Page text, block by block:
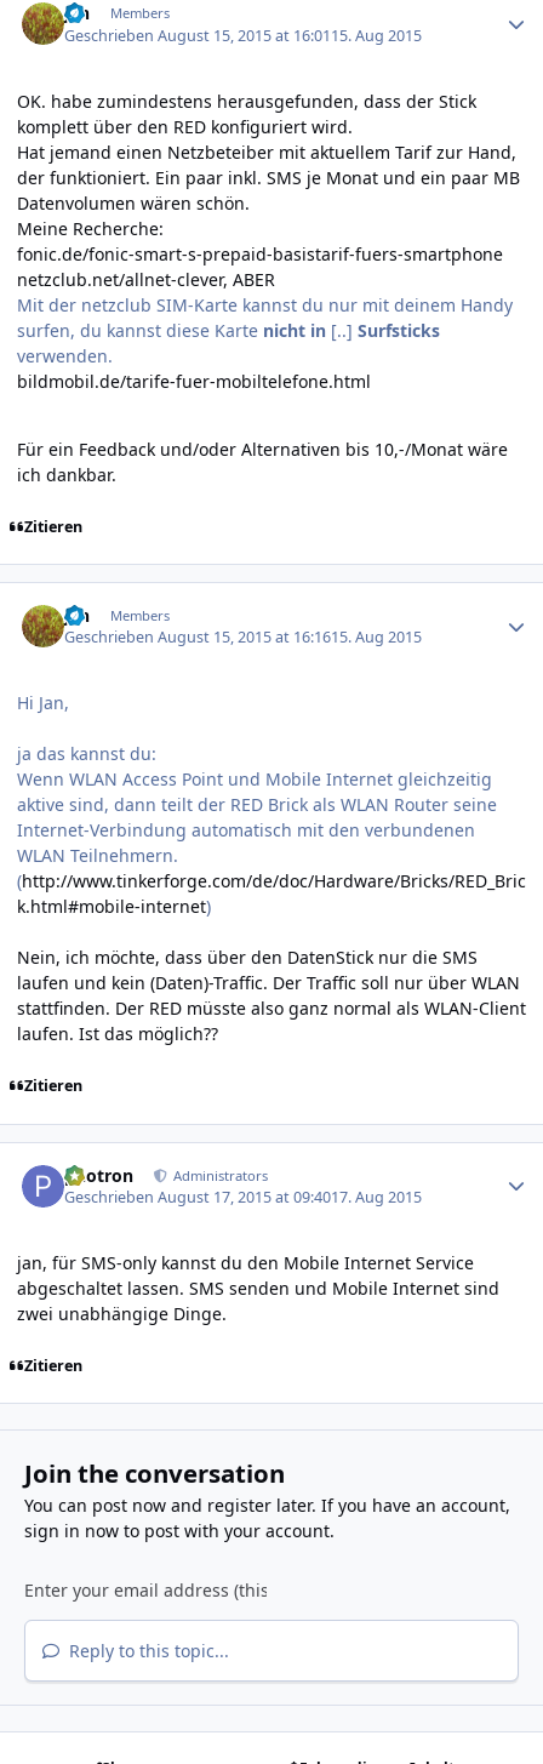
jan Members
GeschriebenAugust 15, 2015 at 16:0115. Aug 2015
OK. habe zumindestens herausgefunden, dass der Stick
komplett über den RED konfiguriert wird.
Hat jemand einen Netzbeteiber mit aktuellem Tarif zur Hand,
der funktioniert. Ein paar inkl. SMS je Monat und ein paar MB
Datenvolumen wären schön.
Meine Recherche:
fonic.de/fonic-smart-s-prepaid-basistarif-fuers-smartphone
netzclub.net/allnet-clever, ABER
Mit der netzclub SIM-Karte kannst du nur mit deinem Handy
surfen, du kannst diese Karte nicht in [..] Surfsticks
verwenden.
bildmobil.de/tarife-fuer-mobiltelefone.html
Für ein Feedback und/oder Alternativen bis 10,-/Monat wäre
ich dankbar.
Zitieren
jan Members
GeschriebenAugust 15, 2015 at 16:1615. Aug 2015
Hi Jan,
ja das kannst du:
Wenn WLAN Access Point und Mobile Internet gleichzeitig
aktive sind, dann teilt der RED Brick als WLAN Router seine
Internet-Verbindung automatisch mit den verbundenen
WLAN Teilnehmern.
(http://www.tinkerforge.com/de/doc/Hardware/Bricks/RED_Bric
k.html#mobile-internet)
Nein, ich möchte, dass über den DatenStick nur die SMS
laufen und kein (Daten)-Traffic. Der Traffic soll nur über WLAN
stattfinden. Der RED müsste also ganz normal als WLAN-Client
laufen. Ist das möglich??
Zitieren
photron Administrators
GeschriebenAugust 17, 2015 at 09:4017. Aug 2015
jan, für SMS-only kannst du den Mobile Internet Service
abgeschaltet lassen. SMS senden und Mobile Internet sind
zwei unabhängige Dinge.
Zitieren
Join the conversation
You can post now and register later. If you have an account,
sign in nowto post with your account.
Reply to this topic...